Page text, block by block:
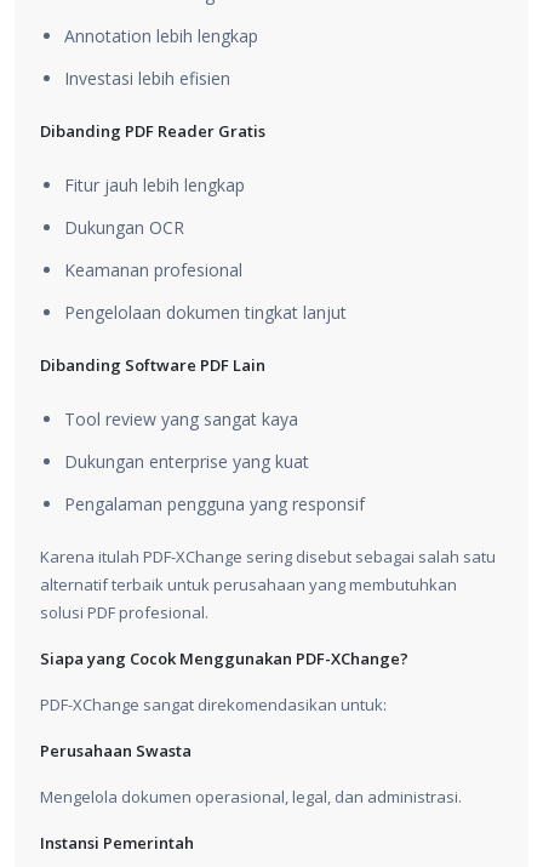
Annotation lebih lengkap
Investasi lebih efisien
Dibanding PDF Reader Gratis
Fitur jauh lebih lengkap
Dukungan OCR
Keamanan profesional
Pengelolaan dokumen tingkat lanjut
Dibanding Software PDF Lain
Tool review yang sangat kaya
Dukungan enterprise yang kuat
Pengalaman pengguna yang responsif
Karena itulah PDF-XChange sering disebut sebagai salah satu
alternatif terbaik untuk perusahaan yang membutuhkan
solusi PDF profesional.
Siapa yang Cocok Menggunakan PDF-XChange?
PDF-XChange sangat direkomendasikan untuk:
Perusahaan Swasta
Mengelola dokumen operasional, legal, dan administrasi.
Instansi Pemerintah